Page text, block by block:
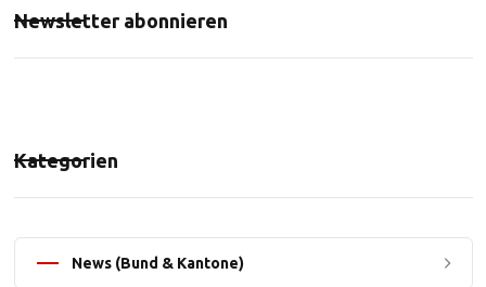
Newsletter abonnieren
Kategorien
News (Bund & Kantone)